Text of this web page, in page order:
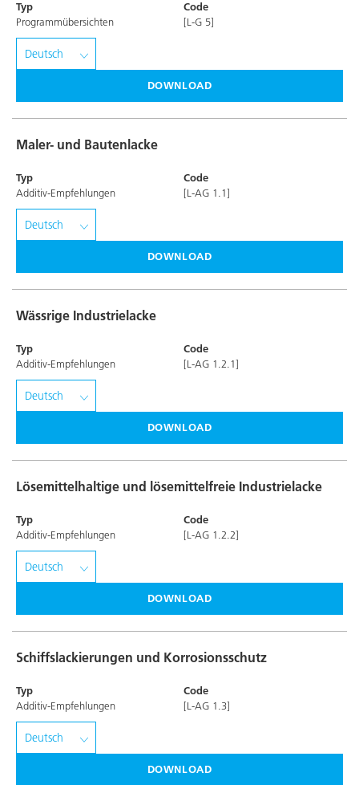
Typ
Programmübersichten
Code
[L-G 5]
DOWNLOAD
Maler- und Bautenlacke
Typ
Additiv-Empfehlungen
Code
[L-AG 1.1]
DOWNLOAD
Wässrige Industrielacke
Typ
Additiv-Empfehlungen
Code
[L-AG 1.2.1]
DOWNLOAD
Lösemittelhaltige und lösemittelfreie Industrielacke
Typ
Additiv-Empfehlungen
Code
[L-AG 1.2.2]
DOWNLOAD
Schiffslackierungen und Korrosionsschutz
Typ
Additiv-Empfehlungen
Code
[L-AG 1.3]
DOWNLOAD